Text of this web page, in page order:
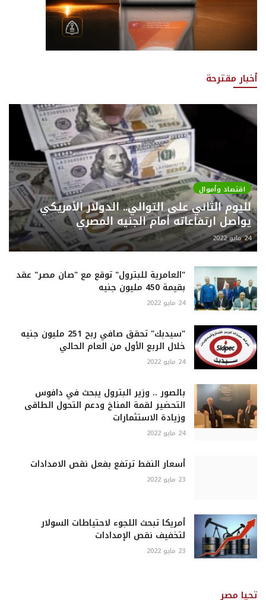
أخبار مقترحة
اقتصاد وأموال
لليوم الثاني على التوالي.. الدولار الأمريكي
يواصل ارتفاعاته أمام الجنيه المصري
24 مايو 2022
"العامرية للبترول" توقع مع "صان مصر" عقد
بقيمة 450 مليون جنيه
24 مايو 2022
"سيدبك" تحقق صافي ربح 251 مليون جنيه
خلال الربع الأول من العام الحالي
24 مايو 2022
بالصور .. وزير البترول يبحث في دافوس
التحضير لقمة المناخ ودعم التحول الطاقى
وزيادة الاستثمارات
24 مايو 2022
أسعار النفط ترتفع بفعل نقص الامدادات
23 مايو 2022
أمريكا تبحث اللجوء لاحتياطات السولار
لتخفيف نقص الإمدادات
23 مايو 2022
تحيا مصر